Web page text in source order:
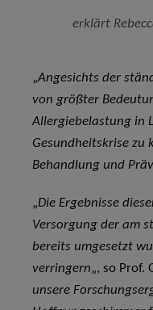
erklärt
„Angesichts der
von größter
Allergiebelastung in
Gesundheitskrise zu
Behandlung und
„Die Ergebnisse
Versorgung der am
bereits umgesetzt
verringern„, so Prof.
unsere